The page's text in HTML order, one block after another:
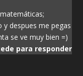
despues me pegas
se ve muy bien =)
para responder